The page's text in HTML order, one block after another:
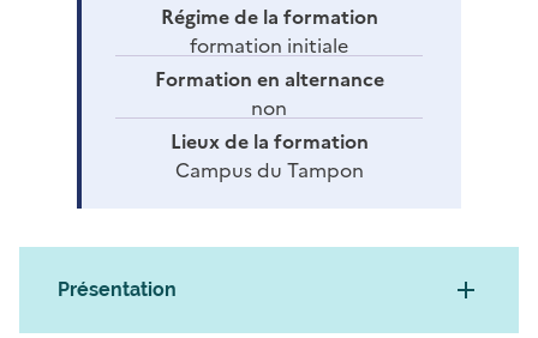
Régime de la formation
formation initiale
Formation en alternance
non
Lieux de la formation
Campus du Tampon
Présentation